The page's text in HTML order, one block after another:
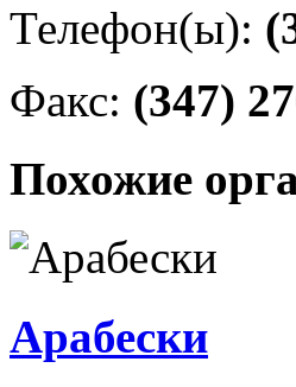
Телефон(ы):
Факс: (347)
Похожие
Арабески